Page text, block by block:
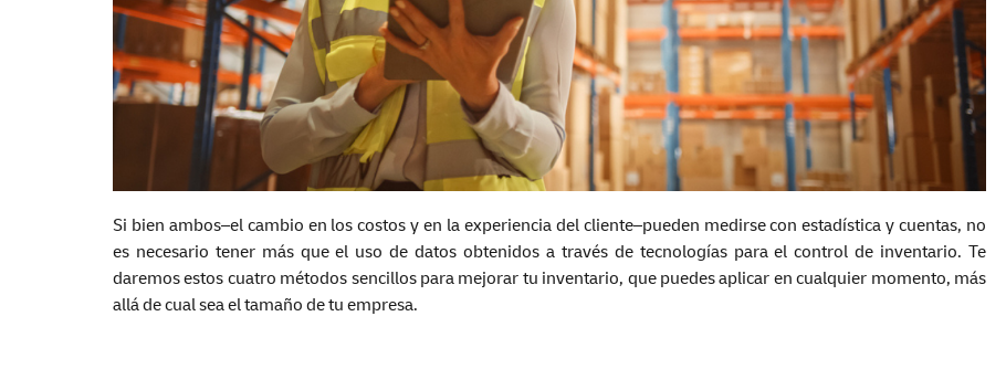
Si bien ambos–el cambio en los costos y en la experiencia del cliente–pueden medirse con estadística y cuentas, no
es necesario tener más que el uso de datos obtenidos a través de tecnologías para el control de inventario. Te
daremos estos cuatro métodos sencillos para mejorar tu inventario, que puedes aplicar en cualquier momento, más
allá de cual sea el tamaño de tu empresa.